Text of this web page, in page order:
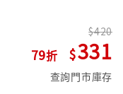
79
420
331
查詢門市庫存